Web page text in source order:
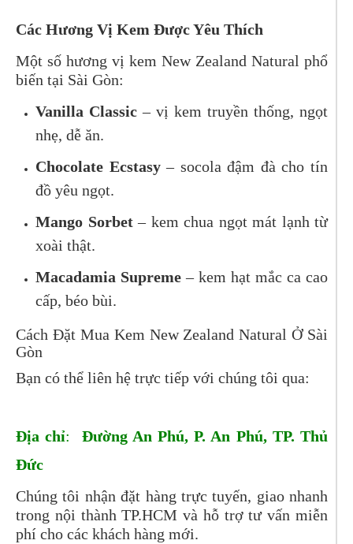
Các Hương Vị Kem Được Yêu Thích
Một số hương vị kem New Zealand Natural phổ
biến tại Sài Gòn:
Vanilla Classic – vị kem truyền thống, ngọt
nhẹ, dễ ăn.
Chocolate Ecstasy– socola đậm đà cho tín
đồ yêu ngọt.
Mango Sorbet– kem chua ngọt mát lạnh từ
xoài thật.
Macadamia Supreme – kem hạt mắc ca cao
cấp, béo bùi.
Cách Đặt Mua Kem New Zealand Natural Ở Sài
Gòn
Bạn có thể liên hệ trực tiếp với chúng tôi qua:
Địa chỉ:
Đường An Phú, P. An Phú, TP. Thủ
Đức
Chúng tôi nhận đặt hàng trực tuyến, giao nhanh
trong nội thành TP.HCM và hỗ trợ tư vấn miễn
phí cho các khách hàng mới.